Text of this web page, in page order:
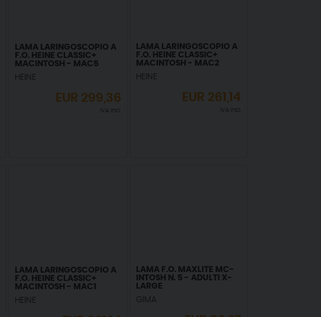
LAMA LARINGOSCOPIO A
F.O. HEINE CLASSIC+
MACINTOSH - MAC5
HEINE
EUR 299,36
IVA incl.
LAMA LARINGOSCOPIO A
F.O. HEINE CLASSIC+
MACINTOSH - MAC2
HEINE
EUR 261,14
IVA incl.
LAMA LARINGOSCOPIO A
F.O. HEINE CLASSIC+
MACINTOSH - MAC1
HEINE
LAMA F.O. MAXLITE MC-
INTOSH N. 5 - ADULTI X-
LARGE
GIMA